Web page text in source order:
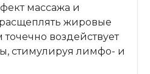
массажа и
жировые
воздействует
стимулируя лимфо- и